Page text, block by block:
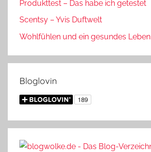
Produkttest – Das habe ich getestet
Scentsy – Yvis Duftwelt
Wohlfühlen und ein gesundes Leben
Bloglovin